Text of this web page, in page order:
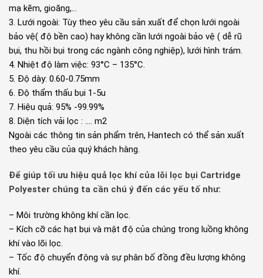
mạ kẽm, gioăng,…
3. Lưới ngoài: Tùy theo yêu cầu sản xuất để chọn lưới ngoài
bảo vệ( độ bền cao) hay không cần lưới ngoài bảo vệ ( dễ rũ
bụi, thu hồi bụi trong các ngành công nghiệp), lưới hình trám.
4. Nhiệt độ làm việc: 93°C – 135°C.
5. Độ dày: 0.60-0.75mm
6. Độ thẩm thấu bụi 1-5u
7. Hiệu quả: 95% -99.99%
8. Diện tích vải lọc : …. m2
Ngoài các thông tin sản phẩm trên, Hantech có thể sản xuất
theo yêu cầu của quý khách hàng.
Để giúp tối ưu hiệu quả lọc khí của lõi lọc bụi Cartridge
Polyester chúng ta cần chú ý đến các yếu tố như:
– Môi trường không khí cần lọc.
– Kích cỡ các hạt bụi và mật độ của chúng trong luồng không
khí vào lõi lọc.
– Tốc độ chuyển động và sự phân bố đồng đều lượng không
khí.